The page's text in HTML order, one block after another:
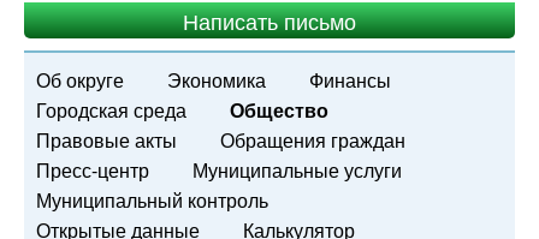
Написать письмо
Об округе Экономика
Финансы
Городская среда
Общество
Правовые акты
Обращения граждан
Пресс-центр
Муниципальные услуги
Муниципальный контроль
Открытые данные
Калькулятор